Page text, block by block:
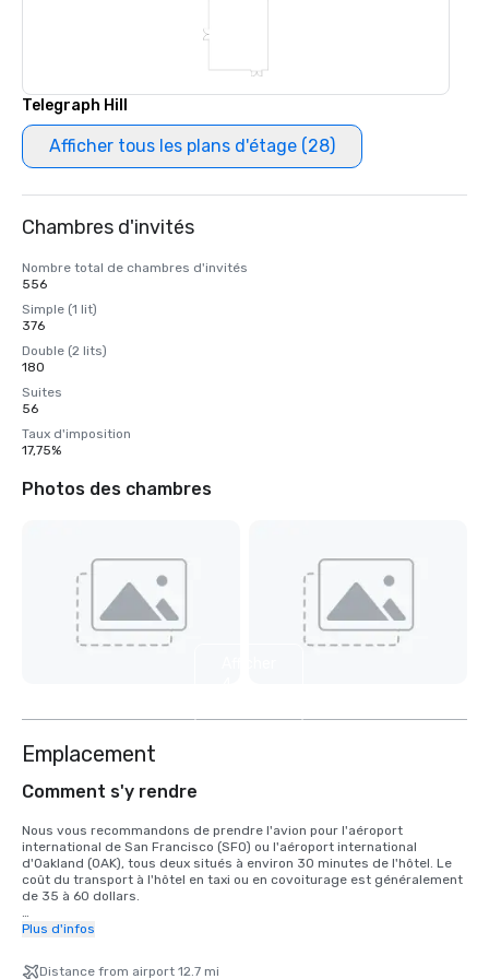
Telegraph Hill
Afficher tous les plans d'étage (28)
Chambres d'invités
Nombre total de chambres d'invités
556
Simple (1 lit)
376
Double (2 lits)
180
Suites
56
Taux d'imposition
17,75%
Photos des chambres
Emplacement
Comment s'y rendre
Nous vous recommandons de prendre l'avion pour l'aéroport
international de San Francisco (SFO) ou l'aéroport international
d'Oakland (OAK), tous deux situés à environ 30 minutes de l'hôtel. Le
coût du transport à l'hôtel en taxi ou en covoiturage est généralement
de 35 à 60 dollars.
Pour les clients qui souhaitent prendre le train, le train Bay Area Rapid
vous suffit de monter à bord de n'importe quel train à destination de
Plus d'infos
Distance from airport 12.7 mi